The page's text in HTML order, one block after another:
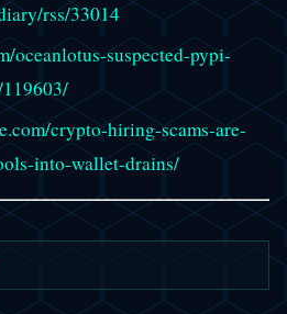
rss/33014
oceanlotus-suspected-pypi-
crypto-hiring-scams-are-
into-wallet-drains/